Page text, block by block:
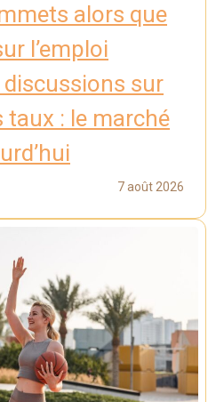
alors que
l’emploi
sur
taux : le marché
7 août 2026